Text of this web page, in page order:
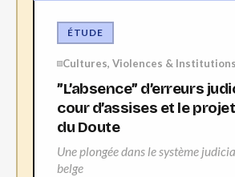
ÉTUDE
Cultures, Violences & Institutions
”L’absence” d’erreurs
cour d’assises et le
du Doute
Une plongée dans le système
belge